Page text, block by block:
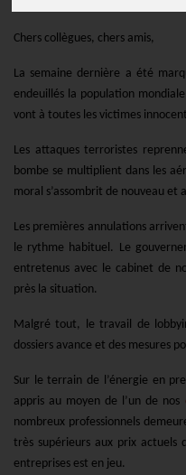
Chers collègues, chers amis,
La semaine dernière a été
endeuillés la population
vont à toutes les victimes
Les attaques terroristes
bombe se multiplient dans les
moral s’assombrit de nouveau et
Les premières annulations
le rythme habituel. Le
entretenus avec le cabinet de
près la situation.
Malgré tout, le travail de
dossiers avance et des mesures
Sur le terrain de l’énergie en
appris au moyen de l’un de nos
nombreux professionnels
très supérieurs aux prix
entreprises est en jeu.